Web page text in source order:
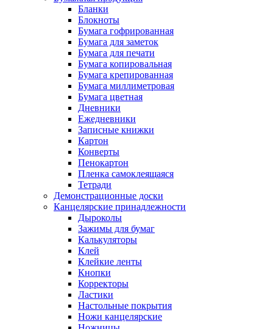
Бланки
Блокноты
Бумага гофрированная
Бумага для заметок
Бумага для печати
Бумага копировальная
Бумага крепированная
Бумага миллиметровая
Бумага цветная
Дневники
Ежедневники
Записные книжки
Картон
Конверты
Пенокартон
Пленка самоклеящаяся
Тетради
Демонстрационные доски
Канцелярские принадлежности
Дыроколы
Зажимы для бумаг
Калькуляторы
Клей
Клейкие ленты
Кнопки
Корректоры
Ластики
Настольные покрытия
Ножи канцелярские